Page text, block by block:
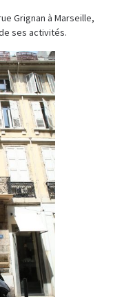
Grignan à Marseille,
ses activités.